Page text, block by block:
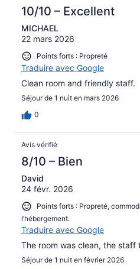
10/10 – Excellent
MICHAEL
22 mars 2026
Points forts : Propreté
Traduire avec Google
Clean room and friendly staff.
Séjour de 1 nuit en mars 2026
0
Avis vérifié
8/10 – Bien
David
24 févr. 2026
Points forts : Propreté,
l’hébergement.
Traduire avec Google
The room was clean, the staff
Séjour de 1 nuit en février 2026